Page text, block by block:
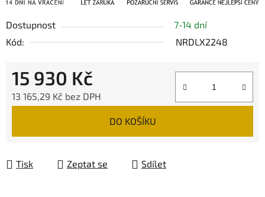
Dostupnost
7-14 dní
Kód:
NRDLX2248
15 930 Kč
13 165,29 Kč bez DPH
DO KOŠÍKU
Tisk Zeptat se Sdílet